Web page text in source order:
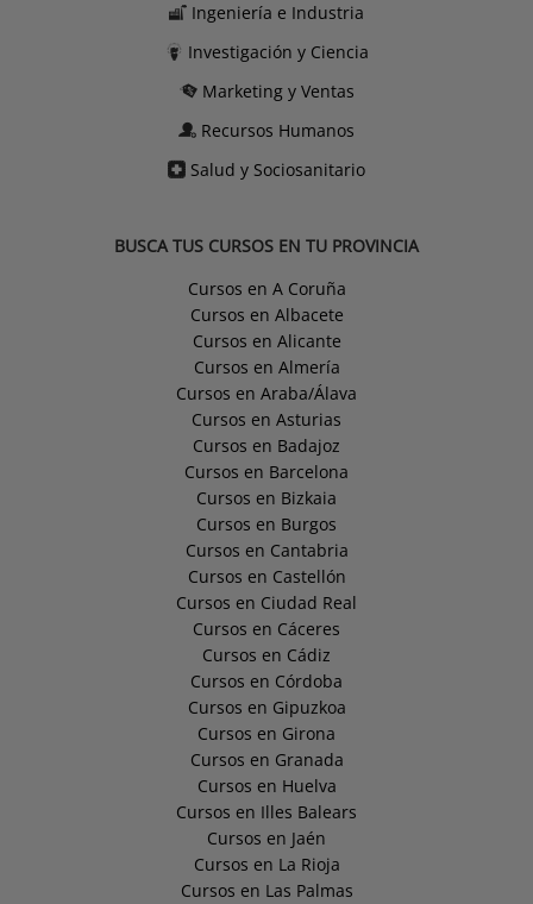
Ingeniería e Industria
Investigación y Ciencia
Marketing y Ventas
Recursos Humanos
Salud y Sociosanitario
BUSCA TUS CURSOS EN TU PROVINCIA
Cursos en A Coruña
Cursos en Albacete
Cursos en Alicante
Cursos en Almería
Cursos en Araba/Álava
Cursos en Asturias
Cursos en Badajoz
Cursos en Barcelona
Cursos en Bizkaia
Cursos en Burgos
Cursos en Cantabria
Cursos en Castellón
Cursos en Ciudad Real
Cursos en Cáceres
Cursos en Cádiz
Cursos en Córdoba
Cursos en Gipuzkoa
Cursos en Girona
Cursos en Granada
Cursos en Huelva
Cursos en Illes Balears
Cursos en Jaén
Cursos en La Rioja
Cursos en Las Palmas